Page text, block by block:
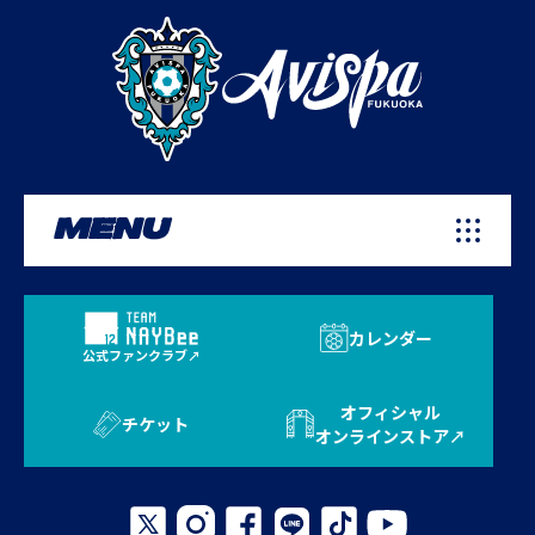
MENU
公式ファンクラブ
カレンダー
チケット
オフィシャル
オンラインストア